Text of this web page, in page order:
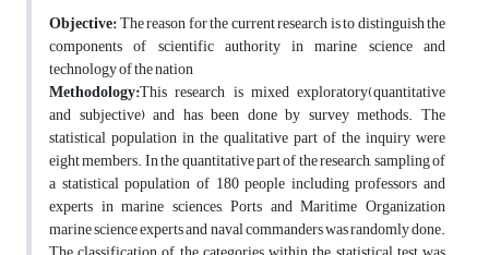
Objective:The reason for the current research is to distinguish the
components of scientific authority in marine science and
technology of the nation
Methodology:This research is mixed exploratory(quantitative
and subjective) and has been done by survey methods. The
statistical population in the qualitative part of the inquiry were
eight members. In the quantitative part of the research, sampling of
a statistical population of 180 people including professors and
experts in marine sciences, Ports and Maritime Organization
marine science experts and naval commanders was randomly done.